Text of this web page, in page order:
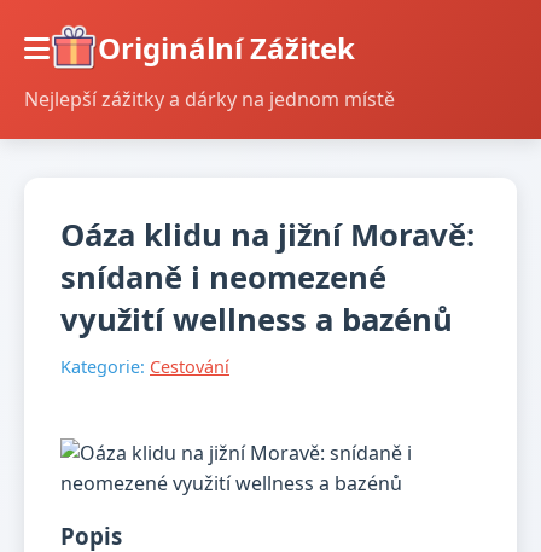
Originální Zážitek
Nejlepší zážitky a dárky na jednom místě
Oáza klidu na jižní Moravě:
snídaně i neomezené
využití wellness a bazénů
Kategorie: Cestování
Popis